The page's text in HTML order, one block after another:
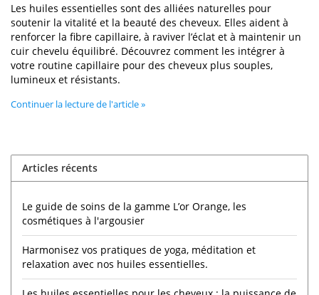
Les huiles essentielles sont des alliées naturelles pour
soutenir la vitalité et la beauté des cheveux. Elles aident à
renforcer la fibre capillaire, à raviver l’éclat et à maintenir un
cuir chevelu équilibré. Découvrez comment les intégrer à
votre routine capillaire pour des cheveux plus souples,
lumineux et résistants.
Continuer la lecture de l'article »
Articles récents
Le guide de soins de la gamme L’or Orange, les
cosmétiques à l'argousier
Harmonisez vos pratiques de yoga, méditation et
relaxation avec nos huiles essentielles.